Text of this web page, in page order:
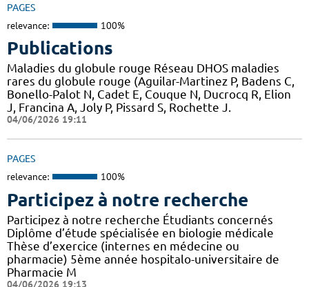
PAGES
relevance: 100%
Publications
Maladies du globule rouge Réseau DHOS maladies
rares du globule rouge (Aguilar-Martinez P, Badens C,
Bonello-Palot N, Cadet E, Couque N, Ducrocq R, Elion
J, Francina A, Joly P, Pissard S, Rochette J.
04/06/2026 19:11
PAGES
relevance: 100%
Participez à notre recherche
Participez à notre recherche Étudiants concernés
Diplôme d’étude spécialisée en biologie médicale
Thèse d’exercice (internes en médecine ou
pharmacie) 5ème année hospitalo-universitaire de
Pharmacie M
04/06/2026 19:13